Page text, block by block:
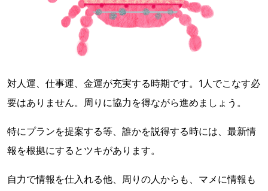
対人運、仕事運、金運が充実する時期です。1人でこなす必
要はありません。周りに協力を得ながら進めましょう。
特にプランを提案する等、誰かを説得する時には、最新情
報を根拠にするとツキがあります。
自力で情報を仕入れる他、周りの人からも、マメに情報も